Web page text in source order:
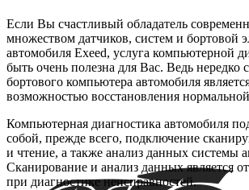
Если Вы счастливый обладатель
множеством датчиков, систем и бортовой
автомобиля Exeed, услуга компьютерной
быть очень полезна для Вас. Ведь нередко
бортового компьютера автомобиля
возможностью восстановления
Компьютерная диагностика автомобиля
собой, прежде всего, подключение
и чтение, а также анализ данных системы
Сканирование и анализ данных является
при диагностике неисправностей.